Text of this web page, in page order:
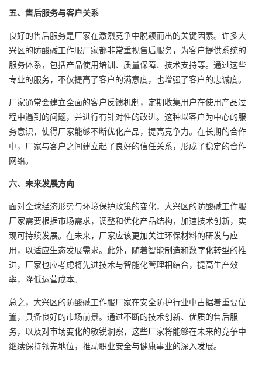
五、售后服务与客户关系
良好的售后服务是厂家在激烈竞争中脱颖而出的关键因素。许多大
兴区的防酸碱工作服厂家都非常重视售后服务，为客户提供系统的
服务体系，包括产品使用培训、质量保障、技术支持等。通过这些
专业的服务，不仅提高了客户的满意度，也增强了客户的忠诚度。
厂家通常会建立全面的客户反馈机制，定期收集用户在使用产品过
程中遇到的问题，并进行有针对性的改进。这种以客户为中心的服
务意识，使得厂家能够不断优化产品，提高竞争力。在长期的合作
中，厂家与客户之间建立起了良好的信任关系，形成了稳定的合作
网络。
六、未来发展方向
面对全球经济形势与环境保护政策的变化，大兴区的防酸碱工作服
厂家需要根据市场需求，调整和优化产品结构，加速技术创新，实
现可持续发展。在未来，厂家应该更加关注环保材料的研发与应
用，以适应生态发展需求。此外，随着智能制造和数字化转型的推
进，厂家也应考虑将先进技术与智能化管理相结合，提高生产效
率，降低运营成本。
总之，大兴区的防酸碱工作服厂家在安全防护行业中占据着重要位
置，具备良好的市场前景。通过不断的技术创新、优质的售后服
务，以及对市场变化的敏锐洞察，这些厂家将能够在未来的竞争中
继续保持领先地位，推动职业安全与健康事业的深入发展。